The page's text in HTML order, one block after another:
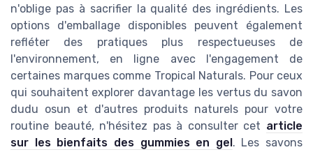
n'oblige pas à sacrifier la qualité des ingrédients. Les
options d'emballage disponibles peuvent également
refléter des pratiques plus respectueuses de
l'environnement, en ligne avec l'engagement de
certaines marques comme Tropical Naturals. Pour ceux
qui souhaitent explorer davantage les vertus du savon
dudu osun et d'autres produits naturels pour votre
routine beauté, n'hésitez pas à consulter cet article
sur les bienfaits des gummies en gel . Les savons